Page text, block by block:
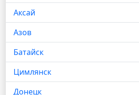
Аксай
Азов
Батайск
Цимлянск
Донецк